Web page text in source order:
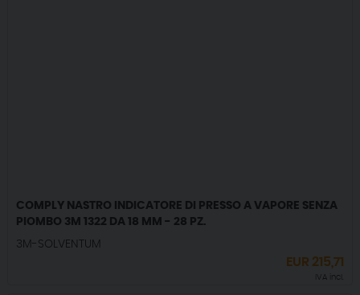
COMPLY NASTRO INDICATORE DI PRESSO A VAPORE SENZA
PIOMBO 3M 1322 DA 18 MM - 28 PZ.
3M-SOLVENTUM
EUR 215,71
IVA incl.